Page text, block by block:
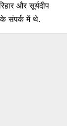
और सूर्यदीप
के संपर्क में थे.